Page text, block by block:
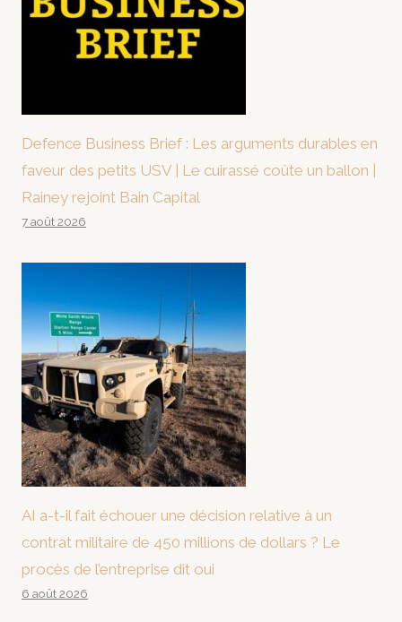
Defence Business Brief : Les arguments durables en
faveur des petits USV | Le cuirassé coûte un ballon |
Rainey rejoint Bain Capital
7 août 2026
AI a-t-il fait échouer une décision relative à un
contrat militaire de 450 millions de dollars ? Le
procès de l’entreprise dit oui
6 août 2026